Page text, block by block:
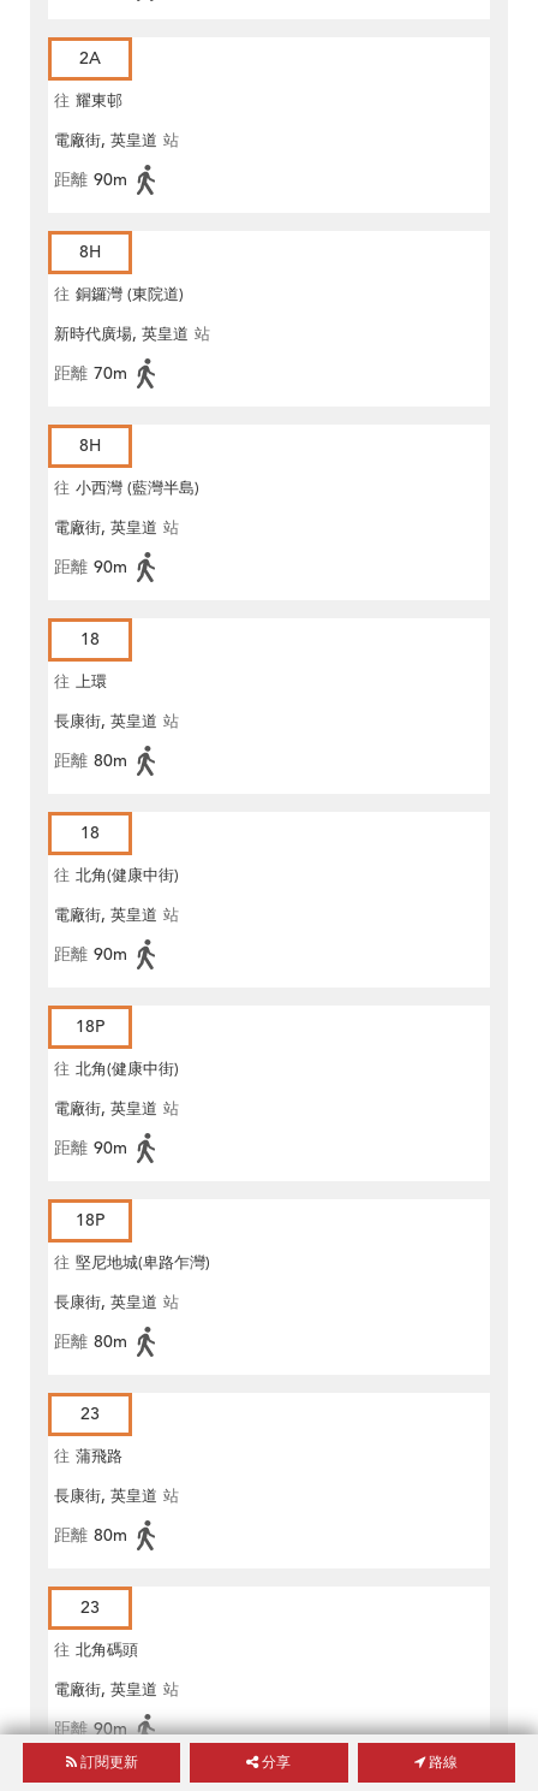
2A
往 耀東邨
電廠街, 英皇道 站
距離 90m
8H
往 銅鑼灣 (東院道)
新時代廣場, 英皇道 站
距離 70m
8H
往 小西灣 (藍灣半島)
電廠街, 英皇道 站
距離 90m
18
往 上環
長康街, 英皇道 站
距離 80m
18
往 北角(健康中街)
電廠街, 英皇道 站
距離 90m
18P
往 北角(健康中街)
電廠街, 英皇道 站
距離 90m
18P
往 堅尼地城(卑路乍灣)
長康街, 英皇道 站
距離 80m
23
往 蒲飛路
長康街, 英皇道 站
距離 80m
23
往 北角碼頭
電廠街, 英皇道 站
距離 90m
訂閱更新 分享 路線